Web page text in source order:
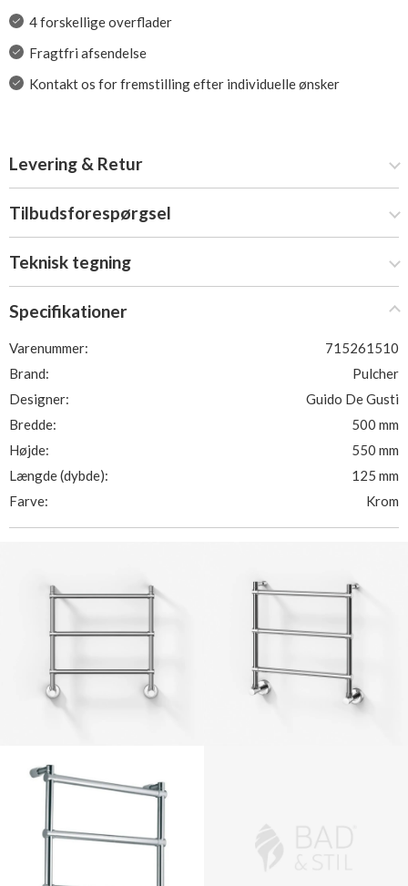
4 forskellige overflader
Fragtfri afsendelse
Kontakt os for fremstilling efter individuelle ønsker
Levering & Retur
Tilbudsforespørgsel
Teknisk tegning
Specifikationer
Varenummer:
715261510
Brand:
Pulcher
Designer:
Guido De Gusti
Bredde:
500 mm
Højde:
550 mm
Længde (dybde):
125 mm
Farve:
Krom